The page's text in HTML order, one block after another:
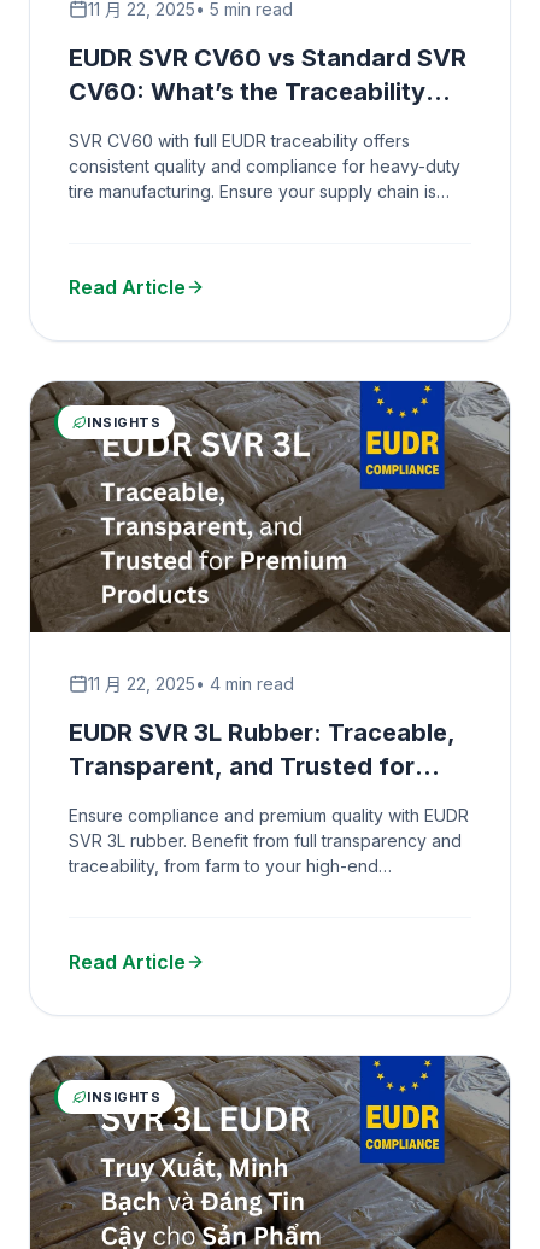
11 月 22, 2025• 5 min read
EUDR SVR CV60 vs Standard SVR
CV60: What’s the Traceability
SVR CV60 with full EUDR traceability offers
consistent quality and compliance for heavy-duty
tire manufacturing. Ensure your supply chain is
Read Article
INSIGHTS
11 月 22, 2025• 4 min read
EUDR SVR 3L Rubber: Traceable,
Transparent, and Trusted for
Ensure compliance and premium quality with EUDR
SVR 3L rubber. Benefit from full transparency and
traceability, from farm to your high-end
Read Article
INSIGHTS